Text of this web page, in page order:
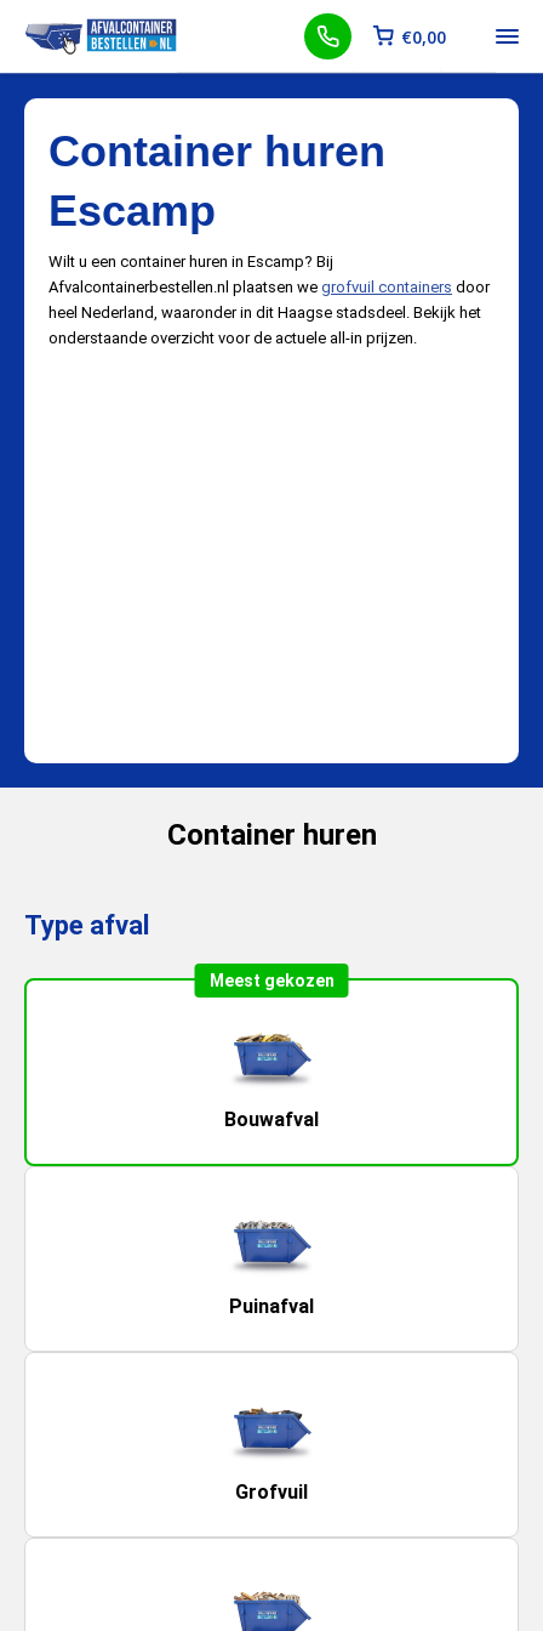
€0,00
Container huren
Escamp
Wilt u een container huren in Escamp? Bij
Afvalcontainerbestellen.nl plaatsen we grofvuil containers door
heel Nederland, waaronder in dit Haagse stadsdeel. Bekijk het
onderstaande overzicht voor de actuele all-in prijzen.
Container huren
Type afval
Meest gekozen
Bouwafval
Puinafval
Grofvuil